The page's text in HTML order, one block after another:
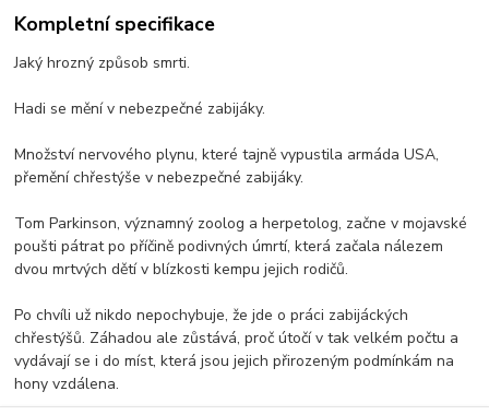
Kompletní specifikace
Jaký hrozný způsob smrti.
Hadi se mění v nebezpečné zabijáky.
Množství nervového plynu, které tajně vypustila armáda USA,
přemění chřestýše v nebezpečné zabijáky.
Tom Parkinson, významný zoolog a herpetolog, začne v mojavské
poušti pátrat po příčině podivných úmrtí, která začala nálezem
dvou mrtvých dětí v blízkosti kempu jejich rodičů.
Po chvíli už nikdo nepochybuje, že jde o práci zabijáckých
chřestýšů. Záhadou ale zůstává, proč útočí v tak velkém počtu a
vydávají se i do míst, která jsou jejich přirozeným podmínkám na
hony vzdálena.